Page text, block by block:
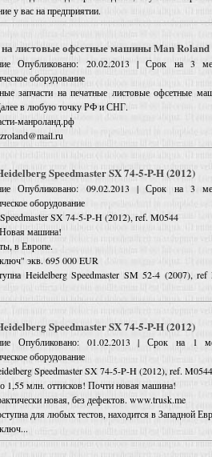
у вас на предприятии.
на листовые офсетные машины Man Roland
Опубликовано: 20.02.2013 | Срок на 3
оборудование
запчасти на печатные листовые офсетные
в любую точку РФ и СНГ.
манроланд.рф
Speedmaster SX 74-5-P-H (2012)
Опубликовано: 09.02.2013 | Срок на 3
оборудование
SX 74-5-P-H (2012), ref. M0544
машина!
в Европе.
экв. 695 000 EUR
Heidelberg Speedmaster SM 52-4 (2007),
Speedmaster SX 74-5-P-H (2012)
Опубликовано: 01.02.2013 | Срок на 1
оборудование
Speedmaster SX 74-5-P-H (2012), ref. M0544
1,55 млн. оттисков! Почти новая машина!
новая, без дефектов. www.trusk.me
для любых тестов, находится в Западной